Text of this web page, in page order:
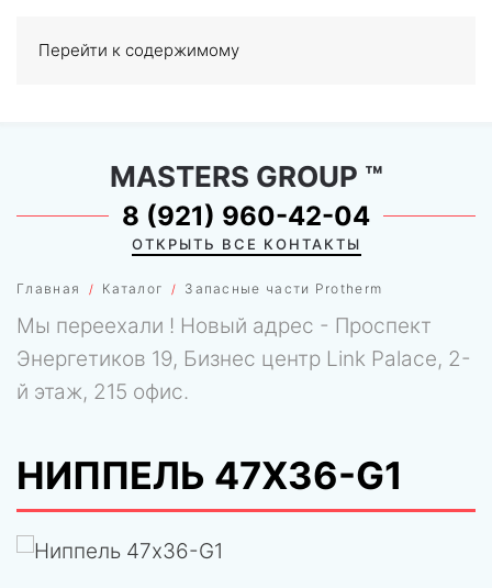
Перейти к содержимому
0
Главная Каталог Запасные части Protherm
MASTERS GROUP ™
8 (921) 960-42-04
ОТКРЫТЬ ВСЕ КОНТАКТЫ
Мы переехали ! Новый адрес - Проспект
Энергетиков 19, Бизнес центр Link Palace, 2-
й этаж, 215 офис.
НИППЕЛЬ 47X36-G1